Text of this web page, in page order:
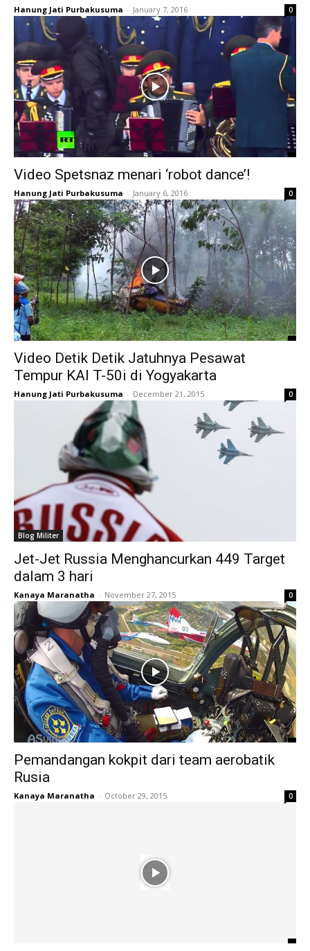
Hanung Jati Purbakusuma - January 7, 2016 0
Video Spetsnaz menari ‘robot dance’!
Hanung Jati Purbakusuma - January 6, 2016 0
Video Detik Detik Jatuhnya Pesawat
Tempur KAI T-50i di Yogyakarta
Hanung Jati Purbakusuma - December 21, 2015 0
Blog Militer
Jet-Jet Russia Menghancurkan 449 Target
dalam 3 hari
Kanaya Maranatha - November 27, 2015 0
Pemandangan kokpit dari team aerobatik
Rusia
Kanaya Maranatha - October 29, 2015 0